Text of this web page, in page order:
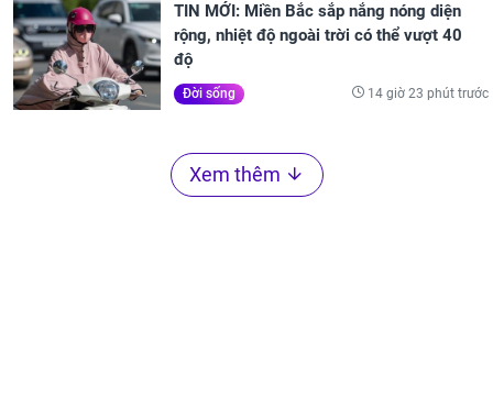
TIN MỚI: Miền Bắc sắp nắng nóng diện
rộng, nhiệt độ ngoài trời có thể vượt 40
độ
Đời sống 14 giờ 23 phút trước
Xem thêm